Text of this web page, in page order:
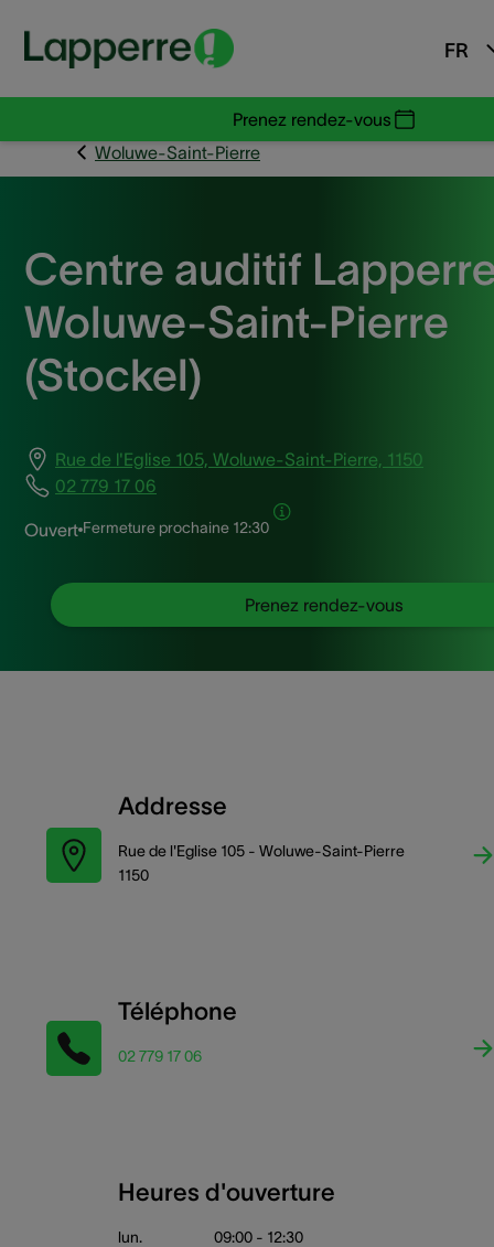
FR
Prenez rendez-vous
Woluwe-Saint-Pierre
Centre auditif
Woluwe-Saint-Pierre
(Stockel)
Rue de l'Eglise 105, Woluwe-Saint-Pierre, 1150
02 779 17 06
Ouvert Fermeture prochaine 12:30
Prenez rendez-vous
Addresse
Rue de l'Eglise 105 - Woluwe-Saint-Pierre
1150
Téléphone
02 779 17 06
Heures d'ouverture
lun. 09:00 - 12:30